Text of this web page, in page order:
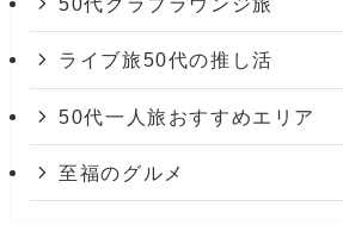
ライブ旅50代の推し活
50代一人旅おすすめエリア
至福のグルメ